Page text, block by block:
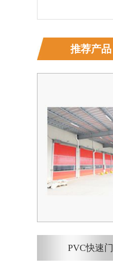
推荐产品
PVC快速门